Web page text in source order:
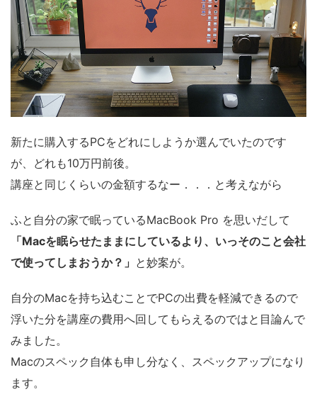
新たに購入するPCをどれにしようか選んでいたのです
が、どれも10万円前後。
講座と同じくらいの金額するなー．．．と考えながら
ふと自分の家で眠っているMacBook Pro を思いだして
「Macを眠らせたままにしているより、いっそのこと会社
で使ってしまおうか？」 と妙案が。
自分のMacを持ち込むことでPCの出費を軽減できるので
浮いた分を講座の費用へ回してもらえるのではと目論んで
みました。
Macのスペック自体も申し分なく、スペックアップになり
ます。